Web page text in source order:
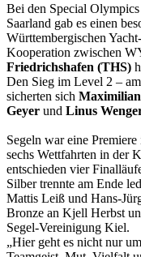
Bei den Special
Saarland gab es einen
Württembergischen
Kooperation zwischen
Friedrichshafen (THS)
Den Sieg im Level 2 –
sicherten sich
Geyer und Linus
Segeln war eine
sechs Wettfahrten in der
entschieden vier
Silber trennte am Ende
Mattis Leiß und Hans-
Bronze an Kjell Herbst
Segel-Vereinigung Kiel.
„Hier geht es nicht nur